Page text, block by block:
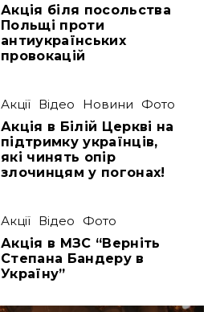
Акція біля посольства
Польщі проти
антиукраїнських
провокацій
Акції Відео Новини
Фото
Акція в Білій Церкві на
підтримку українців,
які чинять опір
злочинцям у погонах!
Акції Відео
Фото
Акція в МЗС “Верніть
Степана Бандеру в
Україну”